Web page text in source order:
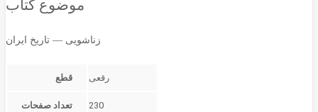
موضوع کتاب
زناشویی — تاریخ ایران
قطع
تعداد صفحات 230